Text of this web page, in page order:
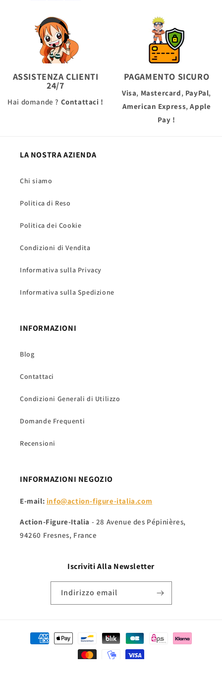
ASSISTENZA CLIENTI
24/7
Hai domande ? Contattaci !
PAGAMENTO SICURO
Visa, Mastercard, PayPal,
American Express,Apple
Pay !
LA NOSTRA AZIENDA
Chi siamo
Politica di Reso
Politica dei Cookie
Condizioni di Vendita
Informativa sulla Privacy
Informativa sulla Spedizione
INFORMAZIONI
Blog
Contattaci
Condizioni Generali di Utilizzo
Domande Frequenti
Recensioni
INFORMAZIONI NEGOZIO
E-mail: info@action-figure-italia.com
Action-Figure-Italia - 28 Avenue des Pépinières,
94260 Fresnes, France
Iscriviti Alla Newsletter
Indirizzo email
Metodi